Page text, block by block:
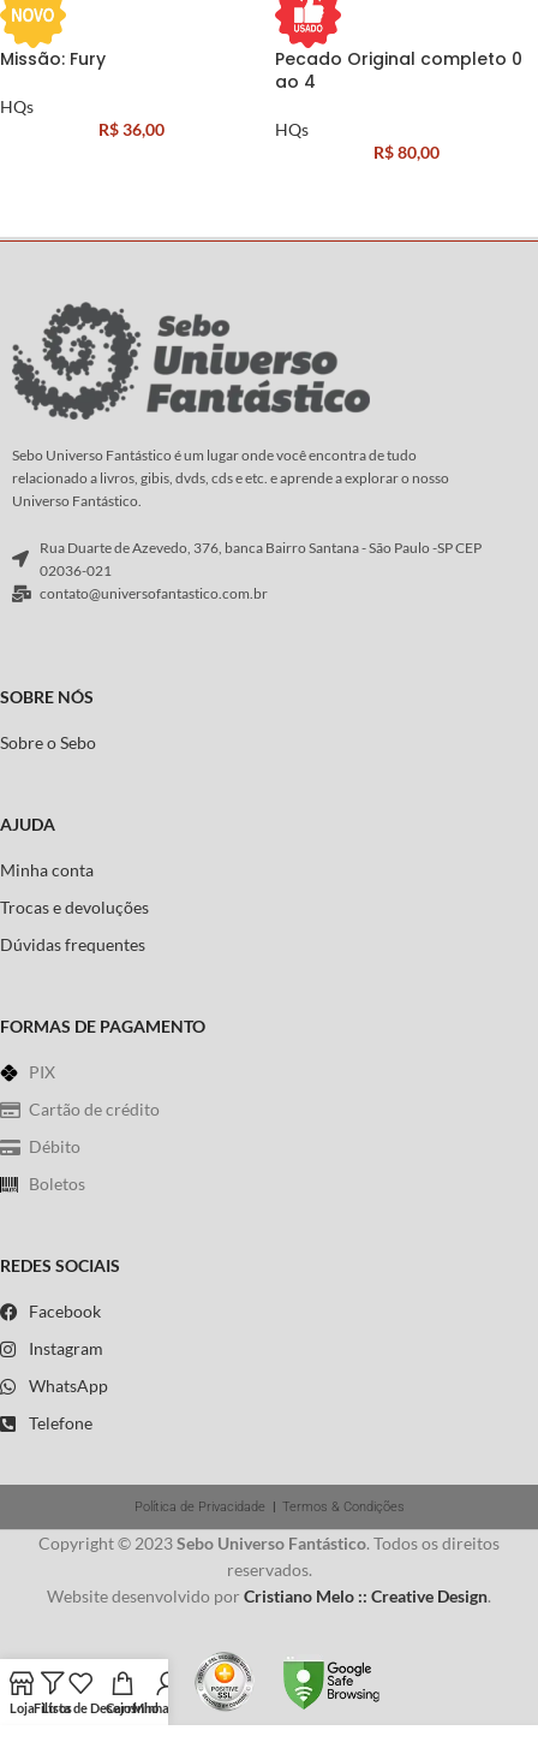
Missão: Fury
HQs
R$36,00
Pecado Original completo 0
ao 4
HQs
R$80,00
Sebo Universo Fantástico é um lugar onde você encontra de tudo
relacionado a livros, gibis, dvds, cds e etc. e aprende a explorar o nosso
Universo Fantástico.
Rua Duarte de Azevedo, 376, banca Bairro Santana - São Paulo -SP CEP
02036-021
contato@universofantastico.com.br
SOBRE NÓS
Sobre o Sebo
AJUDA
Minha conta
Trocas e devoluções
Dúvidas frequentes
FORMAS DE PAGAMENTO
PIX
Cartão de crédito
Débito
Boletos
REDES SOCIAIS
Facebook
Instagram
WhatsApp
Telefone
Política de Privacidade Termos & Condições
Copyright © 2023Sebo Universo Fantástico. Todos os direitos
reservados.
Website desenvolvido por Cristiano Melo :: Creative Design.
LojaFiltros
Lista de Desejos
CarrinhoMinha conta